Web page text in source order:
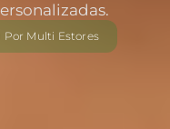
Por Multi Estores